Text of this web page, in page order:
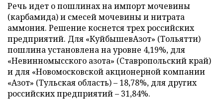
Речь идет о пошлинах на импорт мочевины
(карбамида) и смесей мочевины и нитрата
аммония. Решение коснется трех российских
предприятий. Для «КуйбышевАзот» (Тольятти)
пошлина установлена на уровне 4,19%, для
«Невинномысского азота» (Ставропольский край)
и для «Новомосковской акционерной компании
«Азот» (Тульская область) – 18,78%, для других
российских предприятий – 31,84%.